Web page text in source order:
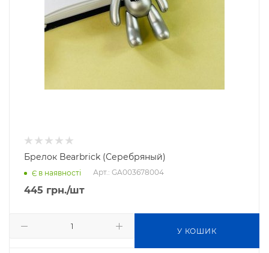
Брелок Bearbrick (Серебряный)
Є в наявності Арт.: GA003678004
445 грн./шт
У КОШИК